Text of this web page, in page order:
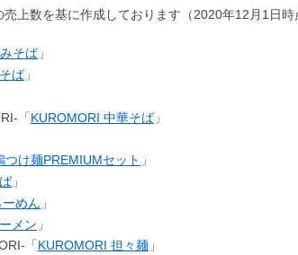
上数を基に作成しております（2020年12月1日時
そば」
ば」
「KUROMORI 中華そば」
つけ麺PREMIUMセット 」
」
めん 」
メン 」
「KUROMORI 担々麺 」